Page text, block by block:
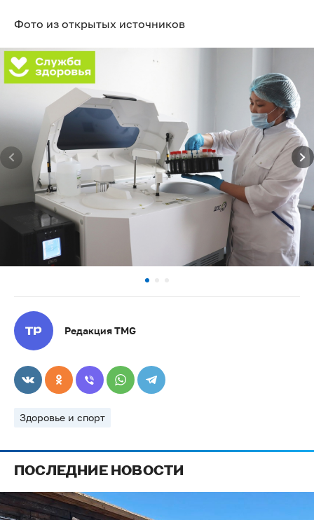
Фото из открытых источников
Редакция TMG
Здоровье и спорт
ПОСЛЕДНИЕ НОВОСТИ